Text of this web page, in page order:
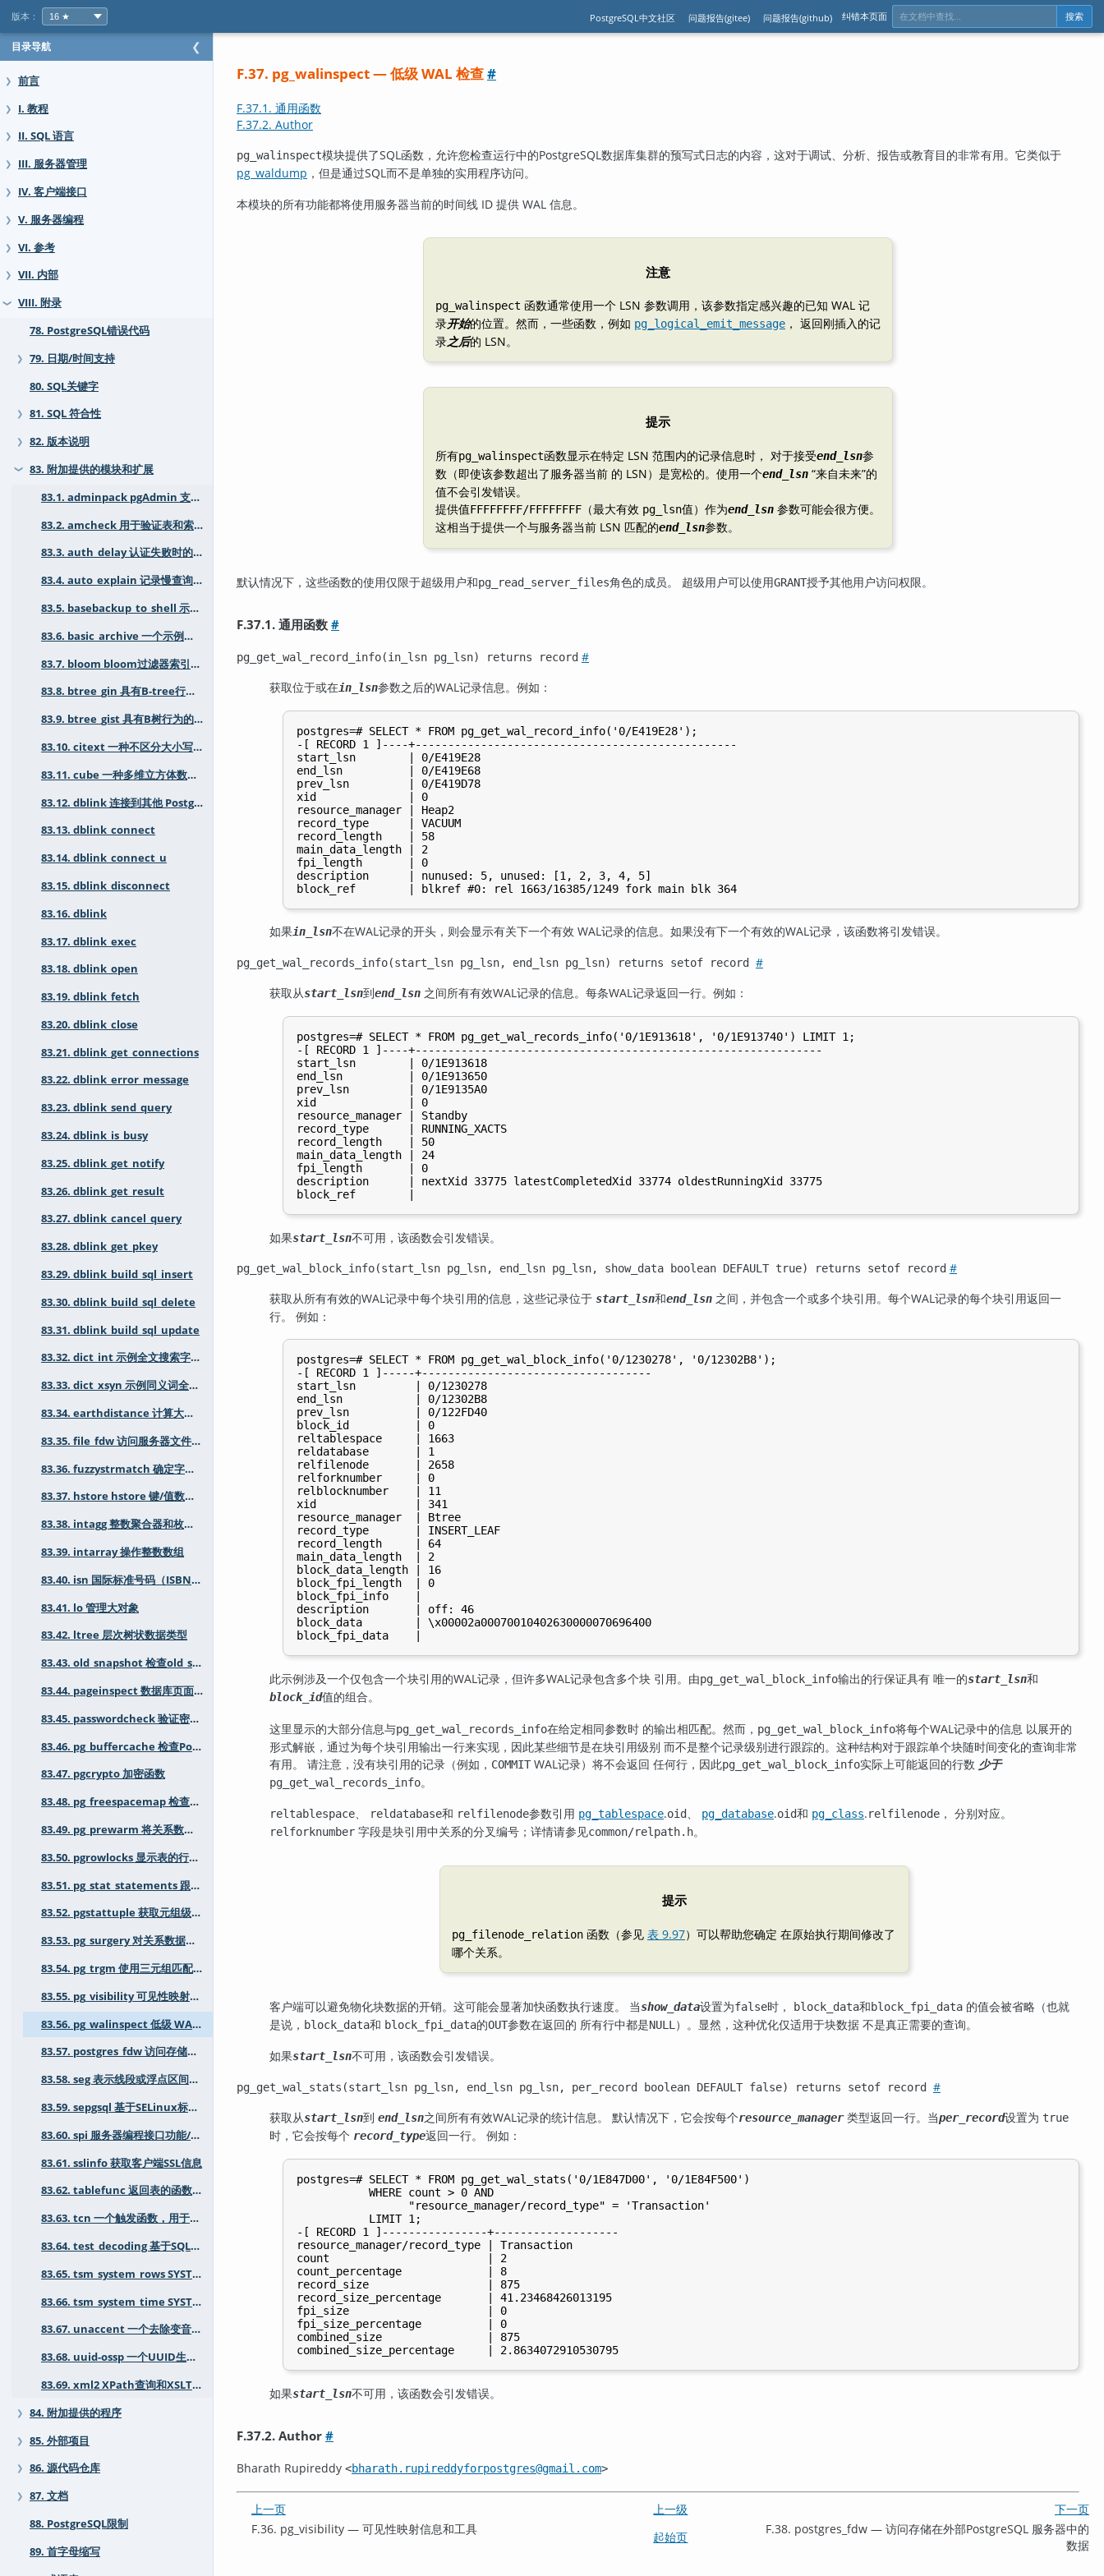
版本： PostgreSQL中文社区 问题报告(gitee) 问题报告(github) 纠错本页面 搜索
目录导航 ❮
❯ 前言
❯ I. 教程
❯ II. SQL 语言
❯ III. 服务器管理
❯ IV. 客户端接口
❯ V. 服务器编程
❯ VI. 参考
❯ VII. 内部
❯
VIII. 附录
78. PostgreSQL错误代码
❯
79. 日期/时间支持
80. SQL关键字
❯ 81. SQL 符合性
❯ 82. 版本说明
❯
83. 附加提供的模块和扩展
83.1. adminpack pgAdmin 支持工具包
83.2. amcheck 用于验证表和索引一致性的工具
83.3. auth_delay 认证失败时的暂停
83.4. auto_explain 记录慢查询的执行计划
83.5. basebackup_to_shell 示例 "shell" pg_basebackup 模块
83.6. basic_archive 一个示例WAL归档模块
83.7. bloom bloom过滤器索引访问方法
83.8. btree_gin 具有B-tree行为的GIN操作符类
83.9. btree_gist 具有B树行为的GiST操作符类
83.10. citext 一种不区分大小写的字符字符串类型
83.11. cube 一种多维立方体数据类型
83.12. dblink 连接到其他 PostgreSQL 数据库
83.13. dblink_connect
83.14. dblink_connect_u
83.15. dblink_disconnect
83.16. dblink
83.17. dblink_exec
83.18. dblink_open
83.19. dblink_fetch
83.20. dblink_close
83.21. dblink_get_connections
83.22. dblink_error_message
83.23. dblink_send_query
83.24. dblink_is_busy
83.25. dblink_get_notify
83.26. dblink_get_result
83.27. dblink_cancel_query
83.28. dblink_get_pkey
83.29. dblink_build_sql_insert
83.30. dblink_build_sql_delete
83.31. dblink_build_sql_update
83.32. dict_int 示例全文搜索字典用于整数
83.33. dict_xsyn 示例同义词全文搜索字典
83.34. earthdistance 计算大圆距离
83.35. file_fdw 访问服务器文件系统中的数据文件
83.36. fuzzystrmatch 确定字符串相似性和距离
83.37. hstore hstore 键/值数据类型
83.38. intagg 整数聚合器和枚举器
83.39. intarray 操作整数数组
83.40. isn 国际标准号码（ISBN、EAN、UPC等）的数据类型
83.41. lo 管理大对象
83.42. ltree 层次树状数据类型
83.43. old_snapshot 检查old_snapshot_threshold状态
83.44. pageinspect 数据库页面的低级检查
83.45. passwordcheck 验证密码强度
83.46. pg_buffercache 检查PostgreSQL 缓冲区缓存状态
83.47. pgcrypto 加密函数
83.48. pg_freespacemap 检查空闲空间映射
83.49. pg_prewarm 将关系数据预加载到缓冲区缓存中
83.50. pgrowlocks 显示表的行锁定信息
83.51. pg_stat_statements 跟踪 SQL 规划和执行的统计信息
83.52. pgstattuple 获取元组级别的统计信息
83.53. pg_surgery 对关系数据执行低级操作
83.54. pg_trgm 使用三元组匹配支持文本相似性
83.55. pg_visibility 可见性映射信息和工具
83.56. pg_walinspect 低级 WAL 检查
83.57. postgres_fdw 访问存储在外部PostgreSQL 服务器中的数据
83.58. seg 表示线段或浮点区间的数据类型
83.59. sepgsql 基于SELinux标签的强制访问控制（MAC）安全模块
83.60. spi 服务器编程接口功能/示例
83.61. sslinfo 获取客户端SSL信息
83.62. tablefunc 返回表的函数（crosstab及其他）
83.63. tcn 一个触发函数，用于通知监听者表内容的更改
83.64. test_decoding 基于SQL的WAL逻辑解码测试/示例模块
83.65. tsm_system_rows SYSTEM_ROWS采样方法用于TABLESAMPLE
83.66. tsm_system_time SYSTEM_TIME采样方法用于TABLESAMPLE
83.67. unaccent 一个去除变音符号的文本搜索字典
83.68. uuid-ossp 一个UUID生成器
83.69. xml2 XPath查询和XSLT功能
❯ 84. 附加提供的程序
❯ 85. 外部项目
❯ 86. 源代码仓库
❯
87. 文档
88. PostgreSQL限制
89. 首字母缩写
F.37. pg_walinspect — 低级 WAL 检查#
F.37.1. 通用函数
F.37.2. Author
pg_walinspect模块提供了SQL函数，允许您检查运行中的PostgreSQL数据库集群的预写式日志的内容，这对于调试、分析、报告或教育目的非常有用。它类似于
pg_waldump ，但是通过SQL而不是单独的实用程序访问。
本模块的所有功能都将使用服务器当前的时间线 ID 提供 WAL 信息。
注意
pg_walinspect 函数通常使用一个 LSN 参数调用，该参数指定感兴趣的已知 WAL 记
录开始的位置。然而，一些函数，例如 pg_logical_emit_message ， 返回刚插入的记
录之后的 LSN。
提示
所有pg_walinspect函数显示在特定 LSN 范围内的记录信息时， 对于接受end_lsn参
数（即使该参数超出了服务器当前 的 LSN）是宽松的。使用一个end_lsn “来自未来”的
值不会引发错误。
提供值FFFFFFFF/FFFFFFFF （最大有效 pg_lsn值）作为end_lsn 参数可能会很方便。
这相当于提供一个与服务器当前 LSN 匹配的end_lsn参数。
默认情况下，这些函数的使用仅限于超级用户和pg_read_server_files角色的成员。 超级用户可以使用GRANT授予其他用户访问权限。
F.37.1. 通用函数#
pg_get_wal_record_info(in_lsn pg_lsn) returns record #
获取位于或在in_lsn参数之后的WAL记录信息。例如：
postgres=# SELECT * FROM pg_get_wal_record_info('0/E419E28');
-[ RECORD 1 ]----+-------------------------------------------------
start_lsn        | 0/E419E28
end_lsn          | 0/E419E68
prev_lsn         | 0/E419D78
xid              | 0
resource_manager | Heap2
record_type      | VACUUM
record_length    | 58
main_data_length | 2
fpi_length       | 0
description      | nunused: 5, unused: [1, 2, 3, 4, 5]
如果in_lsn不在WAL记录的开头，则会显示有关下一个有效 WAL记录的信息。如果没有下一个有效的WAL记录，该函数将引发错误。
pg_get_wal_records_info(start_lsn pg_lsn, end_lsn pg_lsn) returns setof record #
获取从start_lsn到end_lsn 之间所有有效WAL记录的信息。每条WAL记录返回一行。例如：
postgres=# SELECT * FROM pg_get_wal_records_info('0/1E913618', '0/1E913740') LIMIT 1;
-[ RECORD 1 ]----+--------------------------------------------------------------
start_lsn        | 0/1E913618
end_lsn          | 0/1E913650
prev_lsn         | 0/1E9135A0
xid              | 0
resource_manager | Standby
record_type      | RUNNING_XACTS
record_length    | 50
main_data_length | 24
fpi_length       | 0
description      | nextXid 33775 latestCompletedXid 33774 oldestRunningXid 33775
如果start_lsn不可用，该函数会引发错误。
pg_get_wal_block_info(start_lsn pg_lsn, end_lsn pg_lsn, show_data boolean DEFAULT true) returns setof record #
获取从所有有效的WAL记录中每个块引用的信息，这些记录位于 start_lsn和end_lsn 之间，并包含一个或多个块引用。每个WAL记录的每个块引用返回一
行。 例如：
postgres=# SELECT * FROM pg_get_wal_block_info('0/1230278', '0/12302B8');
-[ RECORD 1 ]-----+-----------------------------------
start_lsn         | 0/1230278
end_lsn           | 0/12302B8
prev_lsn          | 0/122FD40
block_id          | 0
reltablespace     | 1663
reldatabase       | 1
relfilenode       | 2658
relforknumber     | 0
relblocknumber    | 11
xid               | 341
resource_manager  | Btree
record_type       | INSERT_LEAF
record_length     | 64
main_data_length  | 2
block_data_length | 16
block_fpi_length  | 0
block_fpi_info    |
description       | off: 46
block_data        | \x00002a00070010402630000070696400
此示例涉及一个仅包含一个块引用的WAL记录，但许多WAL记录包含多个块 引用。由pg_get_wal_block_info输出的行保证具有 唯一的start_lsn和
block_id值的组合。
这里显示的大部分信息与pg_get_wal_records_info在给定相同参数时 的输出相匹配。然而， pg_get_wal_block_info将每个WAL记录中的信息 以展开的
形式解嵌，通过为每个块引用输出一行来实现，因此某些细节是在块引用级别 而不是整个记录级别进行跟踪的。这种结构对于跟踪单个块随时间变化的查询非常
有用。 请注意，没有块引用的记录（例如， COMMIT WAL记录）将不会返回 任何行，因此pg_get_wal_block_info实际上可能返回的行数 少于
pg_get_wal_records_info。
reltablespace、 reldatabase和 relfilenode参数引用 pg_tablespace.oid、 pg_database.oid和 pg_class.relfilenode ， 分别对应。
relforknumber 字段是块引用中关系的分叉编号；详情请参见common/relpath.h。
提示
pg_filenode_relation 函数（参见 表 9.97）可以帮助您确定 在原始执行期间修改了
哪个关系。
客户端可以避免物化块数据的开销。这可能会显著加快函数执行速度。 当show_data设置为false时， block_data和block_fpi_data 的值会被省略（也就
是说， block_data和 block_fpi_data的OUT参数在返回的 所有行中都是NULL ）。显然，这种优化仅适用于块数据 不是真正需要的查询。
如果start_lsn不可用，该函数会引发错误。
pg_get_wal_stats(start_lsn pg_lsn, end_lsn pg_lsn, per_record boolean DEFAULT false) returns setof record #
获取从start_lsn到 end_lsn之间所有有效WAL记录的统计信息。 默认情况下，它会按每个resource_manager类型返回一行。当per_record设置为 true
时，它会按每个 record_type返回一行。 例如：
postgres=# SELECT * FROM pg_get_wal_stats('0/1E847D00', '0/1E84F500')
           WHERE count > 0 AND
                 "resource_manager/record_type" = 'Transaction'
           LIMIT 1;
-[ RECORD 1 ]----------------+-------------------
resource_manager/record_type | Transaction
count                        | 2
count_percentage             | 8
record_size                  | 875
record_size_percentage       | 41.23468426013195
fpi_size                     | 0
fpi_size_percentage          | 0
combined_size                | 875
如果start_lsn不可用，该函数会引发错误。
F.37.2. Author#
Bharath Rupireddy <bharath.rupireddyforpostgres@gmail.com>
上一页 上一级
下一页
F.36. pg_visibility — 可见性映射信息和工具
起始页
F.38. postgres_fdw — 访问存储在外部PostgreSQL 服务器中的
数据